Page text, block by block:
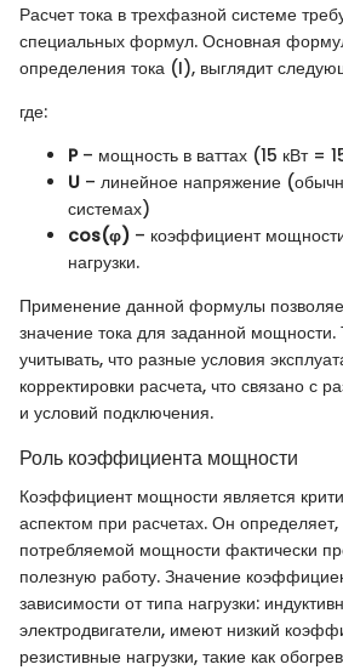
Расчет тока в трехфазной системе
специальных формул. Основная
определения тока (I), выглядит
где:
P– мощность в ваттах (15 кВт =
U – линейное напряжение
системах)
cos(φ) – коэффициент
нагрузки.
Применение данной формулы
значение тока для заданной
учитывать, что разные условия
корректировки расчета, что связано с
и условий подключения.
Роль коэффициента мощности
Коэффициент мощности является
аспектом при расчетах. Он определяет,
потребляемой мощности фактически
полезную работу. Значение
зависимости от типа нагрузки:
электродвигатели, имеют низкий
резистивные нагрузки, такие как